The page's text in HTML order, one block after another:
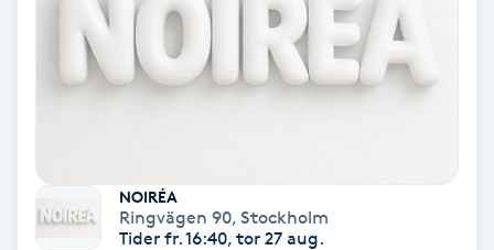
Läpptatuering
Manikyr & Pedikyr
NOIRÉA
Ringvägen 90, Stockholm
Tider fr. 16:40, tor 27 aug.